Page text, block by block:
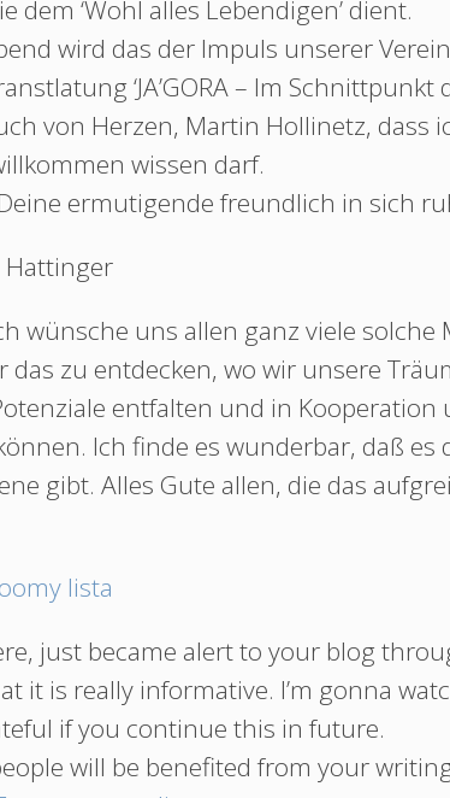
dem ‘Wohl alles Lebendigen’ dient.
wird das der Impuls unserer
‘JA’GORA – Im Schnittpunkt
von Herzen, Martin Hollinetz, dass
wissen darf.
ermutigende freundlich in sich
Hattinger
wünsche uns allen ganz viele solche
das zu entdecken, wo wir unsere
entfalten und in Kooperation
Ich finde es wunderbar, daß es
gibt. Alles Gute allen, die das
lista
just became alert to your blog
it is really informative. I’m gonna
if you continue this in future.
will be benefited from your